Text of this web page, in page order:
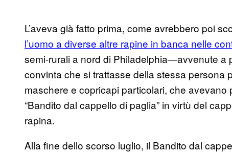
L’aveva già fatto prima, come avrebbero poi
l’uomo a diverse altre rapine in banca nelle
semi-rurali a nord di Philadelphia—avvenute a
convinta che si trattasse della stessa persona
maschere e copricapi particolari, che
“Bandito dal cappello di paglia” in virtù del
rapina.
Alla fine dello scorso luglio, il Bandito dal